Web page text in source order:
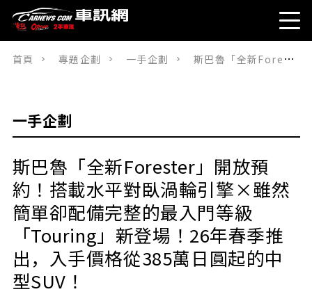
首頁 專題企劃 一手企劃 斯巴魯「全新Forester」開放預約！搭載水平對臥渦輪引擎×雖然簡單卻配備完整的最入門等級「Touring」新登場！26年春季推出，入手價格從385萬日圓起的中型SUV！
一手企劃
斯巴魯「全新Forester」開放預
約！搭載水平對臥渦輪引擎×雖然
簡單卻配備完整的最入門等級
「Touring」新登場！26年春季推
出，入手價格從385萬日圓起的中
型SUV！